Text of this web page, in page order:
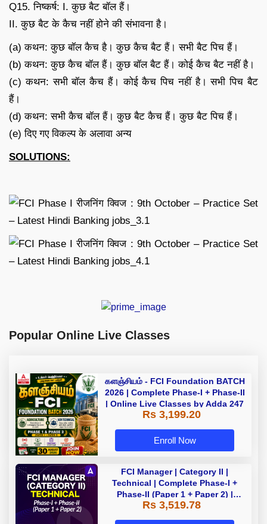
Q15. निष्कर्ष: I. कुछ बैट बॉल हैं।
II. कुछ बैट के कैच नहीं होने की संभावना है।
(a) कथन: कुछ बॉल कैच है। कुछ कैच बैट हैं। सभी बैट पिच हैं।
(b) कथन: कुछ कैच बॉल हैं। कुछ बॉल बैट हैं। कोई कैच बैट नहीं है।
(c) कथन: सभी बॉल कैच हैं। कोई कैच पिच नहीं है। सभी पिच बैट
हैं।
(d) कथन: सभी कैच बॉल हैं। कुछ बैट कैच हैं। कुछ बैट पिच हैं।
(e) दिए गए विकल्प के अलावा अन्य
SOLUTIONS:
Popular Online Live Classes
களஞ்சியம் - FCI Foundation BATCH
2026 | Complete Phase-I + Phase-II
| Online Live Classes by Adda 247
Rs 3,199.20
Enroll Now
FCI Manager | Category II |
Technical | Complete Phase-I +
Phase-II (Paper 1 + Paper 2) |
Complete Pre-Recorded Batch By
Rs 3,519.78